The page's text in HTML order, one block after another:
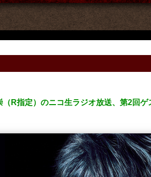
R指定）のニコ生ラジオ放送、第2回